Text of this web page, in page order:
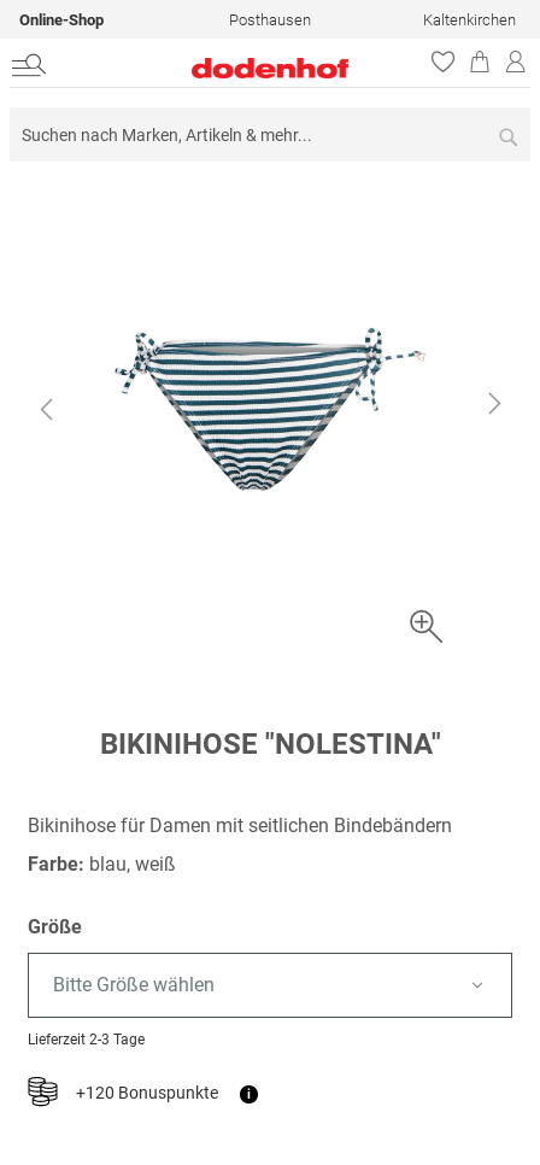
Online-Shop Posthausen Kaltenkirchen
springen
BIKINIHOSE "NOLESTINA"
Bikinihose für Damen mit seitlichen Bindebändern
Farbe: blau, weiß
Größe
Bitte Größe wählen
Lieferzeit 2-3 Tage
+120 Bonuspunkte i